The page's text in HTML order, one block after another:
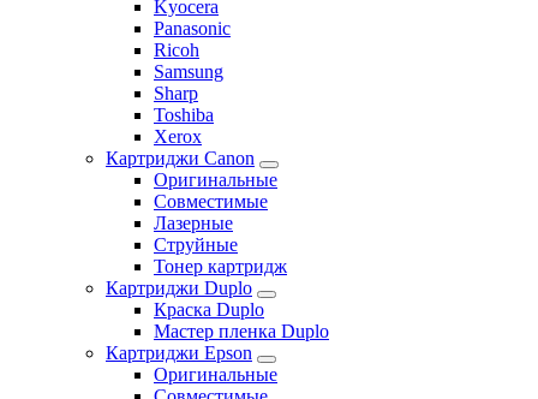
Kyocera
Panasonic
Ricoh
Samsung
Sharp
Toshiba
Xerox
Картриджи Canon
Оригинальные
Совместимые
Лазерные
Струйные
Тонер картридж
Картриджи Duplo
Краска Duplo
Мастер пленка Duplo
Картриджи Epson
Оригинальные